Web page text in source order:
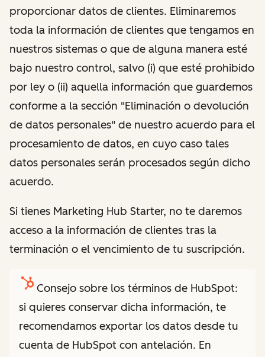
proporcionar datos de clientes. Eliminaremos
toda la información de clientes que tengamos en
nuestros sistemas o que de alguna manera esté
bajo nuestro control, salvo (i) que esté prohibido
por ley o (ii) aquella información que guardemos
conforme a la sección "Eliminación o devolución
de datos personales" de nuestro acuerdo para el
procesamiento de datos, en cuyo caso tales
datos personales serán procesados según dicho
acuerdo.
Si tienes Marketing Hub Starter, no te daremos
acceso a la información de clientes tras la
terminación o el vencimiento de tu suscripción.
Consejo sobre los términos de HubSpot:
si quieres conservar dicha información, te
recomendamos exportar los datos desde tu
cuenta de HubSpot con antelación. En